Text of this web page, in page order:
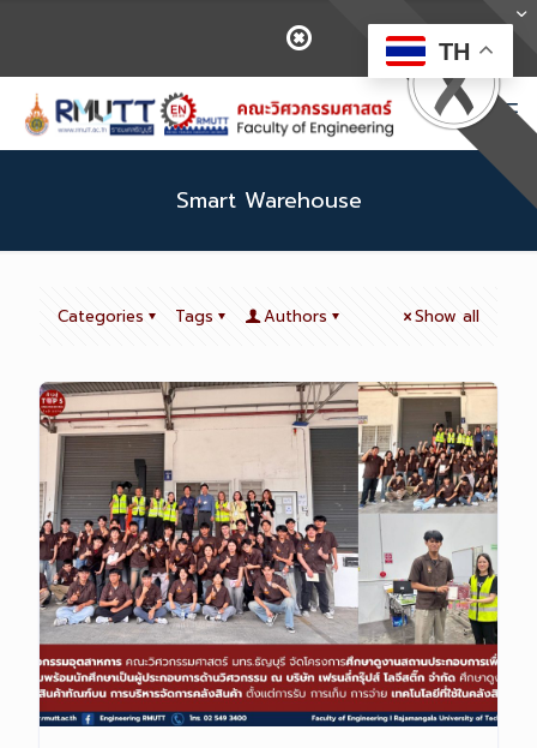
Smart Warehouse
Categories Tags Authors Show all
TH